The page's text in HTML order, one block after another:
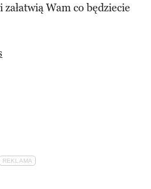
Wam co będziecie